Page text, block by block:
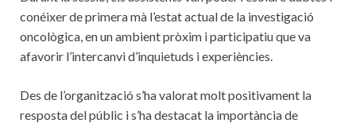
conéixer de primera mà l’estat actual de la investigació
oncològica, en un ambient pròxim i participatiu que va
afavorir l’intercanvi d’inquietuds i experiències.
Des de l’organització s’ha valorat molt positivament la
resposta del públic i s’ha destacat la importància de